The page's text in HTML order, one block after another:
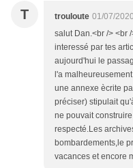
T trouloute 01/07/
salut Dan.<br /> <br
interessé par tes
aujourd'hui le
l'a
une annexe ècrite
préciser) stipulait
ne pouvait
respecté.Les
bombardements,le
vacances et encore